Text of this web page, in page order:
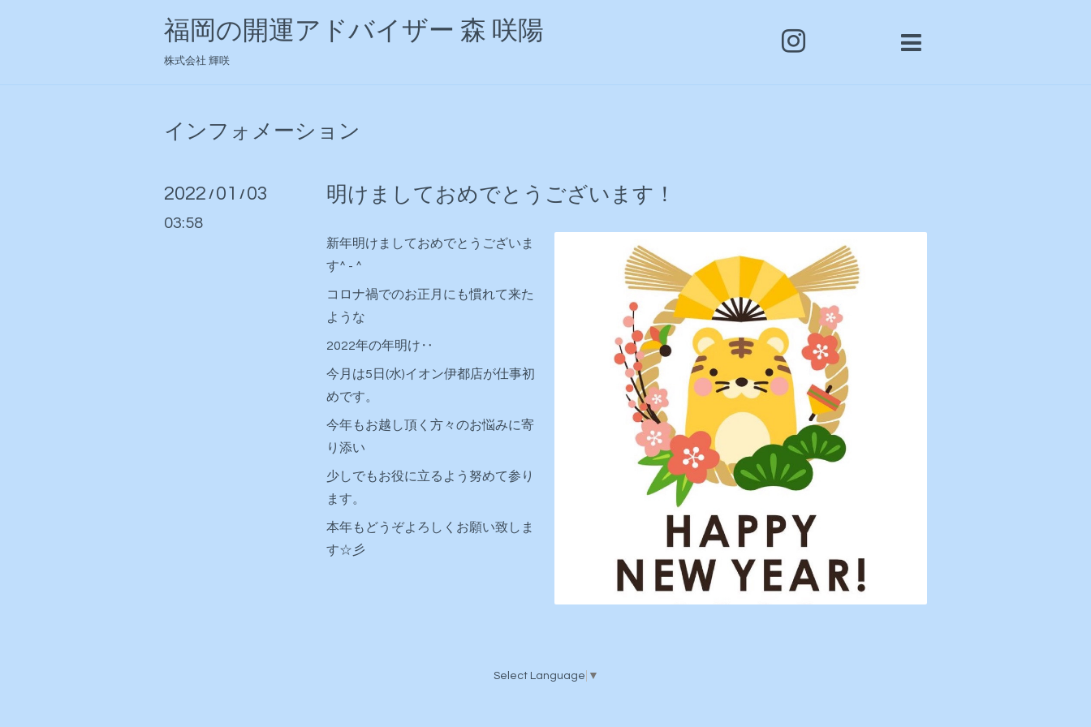
福岡の開運アドバイザー 森 咲陽
株式会社 輝咲
インフォメーション
2022 / 01 / 03
03:58
明けましておめでとうございます！
新年明けましておめでとうございま
す^ - ^
コロナ禍でのお正月にも慣れて来た
ような
2022年の年明け‥
今月は5日(水)イオン伊都店が仕事初
めです。
今年もお越し頂く方々のお悩みに寄
り添い
少しでもお役に立るよう努めて参り
ます。
本年もどうぞよろしくお願い致しま
す☆彡
Select Language ▼